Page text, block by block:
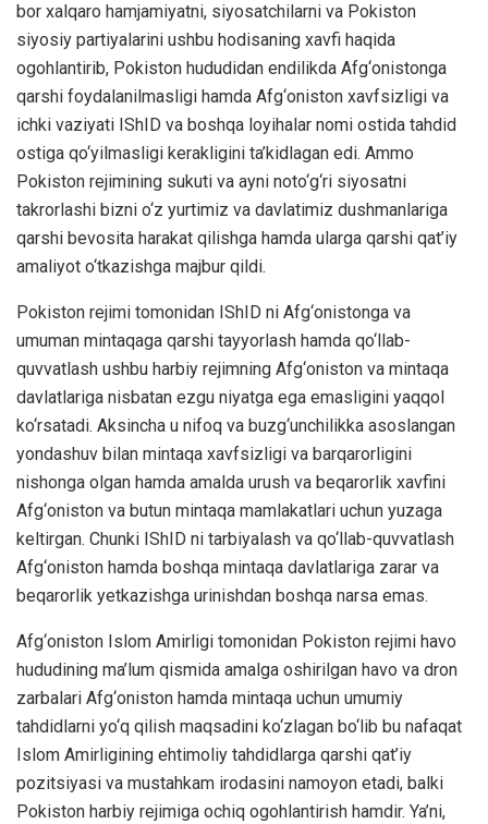
bor xalqaro hamjamiyatni, siyosatchilarni va Pokiston
siyosiy partiyalarini ushbu hodisaning xavfi haqida
ogohlantirib, Pokiston hududidan endilikda Afg‘onistonga
qarshi foydalanilmasligi hamda Afg‘oniston xavfsizligi va
ichki vaziyati IShID va boshqa loyihalar nomi ostida tahdid
ostiga qo‘yilmasligi kerakligini ta’kidlagan edi. Ammo
Pokiston rejimining sukuti va ayni noto‘g‘ri siyosatni
takrorlashi bizni o‘z yurtimiz va davlatimiz dushmanlariga
qarshi bevosita harakat qilishga hamda ularga qarshi qat’iy
amaliyot o‘tkazishga majbur qildi.
Pokiston rejimi tomonidan IShID ni Afg‘onistonga va
umuman mintaqaga qarshi tayyorlash hamda qo‘llab-
quvvatlash ushbu harbiy rejimning Afg‘oniston va mintaqa
davlatlariga nisbatan ezgu niyatga ega emasligini yaqqol
ko‘rsatadi. Aksincha u nifoq va buzg‘unchilikka asoslangan
yondashuv bilan mintaqa xavfsizligi va barqarorligini
nishonga olgan hamda amalda urush va beqarorlik xavfini
Afg‘oniston va butun mintaqa mamlakatlari uchun yuzaga
keltirgan. Chunki IShID ni tarbiyalash va qo‘llab-quvvatlash
Afg‘oniston hamda boshqa mintaqa davlatlariga zarar va
beqarorlik yetkazishga urinishdan boshqa narsa emas.
Afg‘oniston Islom Amirligi tomonidan Pokiston rejimi havo
hududining ma’lum qismida amalga oshirilgan havo va dron
zarbalari Afg‘oniston hamda mintaqa uchun umumiy
tahdidlarni yo‘q qilish maqsadini ko‘zlagan bo‘lib bu nafaqat
Islom Amirligining ehtimoliy tahdidlarga qarshi qat’iy
pozitsiyasi va mustahkam irodasini namoyon etadi, balki
Pokiston harbiy rejimiga ochiq ogohlantirish hamdir. Ya’ni,